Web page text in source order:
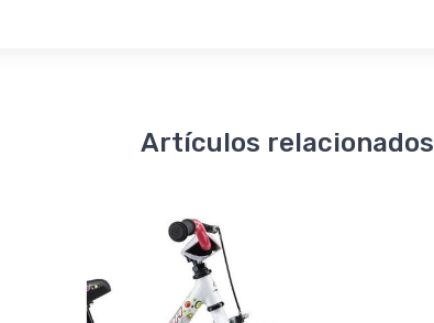
Artículos relacionados